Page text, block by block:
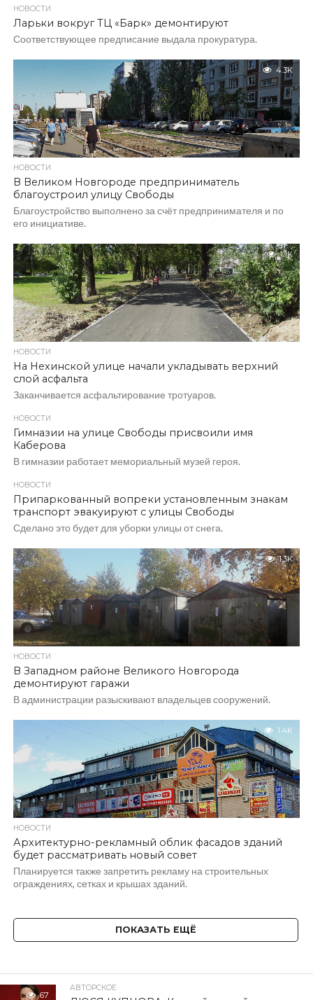
НОВОСТИ
Ларьки вокруг ТЦ «Барк» демонтируют
Соответствующее предписание выдала прокуратура.
4.3K
НОВОСТИ
В Великом Новгороде предприниматель
благоустроил улицу Свободы
Благоустройство выполнено за счёт предпринимателя и по
его инициативе.
1.1K
НОВОСТИ
На Нехинской улице начали укладывать верхний
слой асфальта
Заканчивается асфальтирование тротуаров.
НОВОСТИ
Гимназии на улице Свободы присвоили имя
Каберова
В гимназии работает мемориальный музей героя.
НОВОСТИ
Припаркованный вопреки установленным знакам
транспорт эвакуируют с улицы Свободы
Сделано это будет для уборки улицы от снега.
1.3K
НОВОСТИ
В Западном районе Великого Новгорода
демонтируют гаражи
В администрации разыскивают владельцев сооружений.
1.4K
НОВОСТИ
Архитектурно-рекламный облик фасадов зданий
будет рассматривать новый совет
Планируется также запретить рекламу на строительных
ограждениях, сетках и крышах зданий.
ПОКАЗАТЬ ЕЩЁ
67
АВТОРСКОЕ